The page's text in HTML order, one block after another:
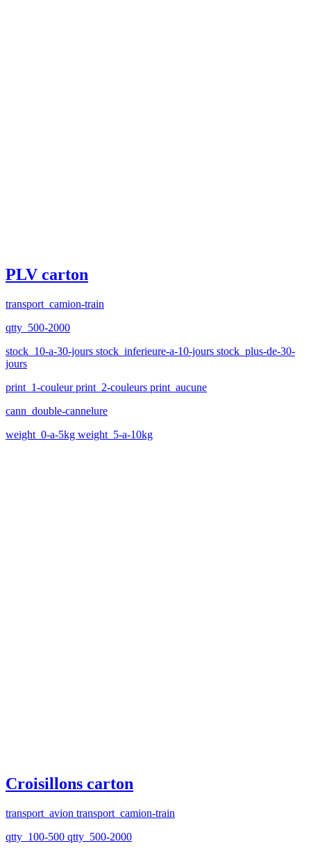
PLV carton
transport_camion-train
qtty_500-2000
stock_10-a-30-jours stock_inferieure-a-10-jours stock_plus-de-30-
jours
print_1-couleur print_2-couleurs print_aucune
cann_double-cannelure
weight_0-a-5kg weight_5-a-10kg
Croisillons carton
transport_avion transport_camion-train
qtty_100-500 qtty_500-2000